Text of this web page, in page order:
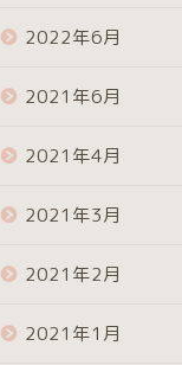
2022年6月
2021年6月
2021年4月
2021年3月
2021年2月
2021年1月